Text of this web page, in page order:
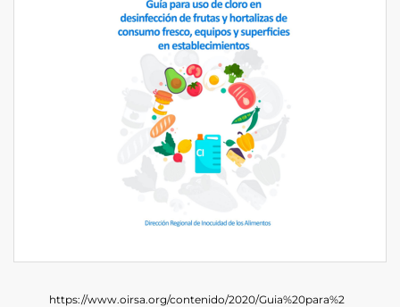
https://www.oirsa.org/contenido/2020/Guia%20para%2